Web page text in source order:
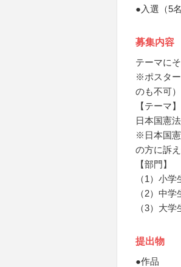
●入選（5
募集内容
テーマに
※ポスター
のも不可）
【テーマ】
日本国憲法
※日本国憲
の方に訴
【部門】
（1）小
（2）中
（3）大
提出物
●作品